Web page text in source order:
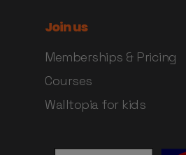
Join us
Memberships & Pricing
Courses
Walltopia for kids